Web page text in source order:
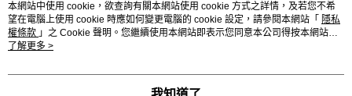
熱門標籤
本網站中使用 cookie，欲查詢有關本網站使用 cookie 方式之詳情，及若您不希
望在電腦上使用 cookie 時應如何變更電腦的 cookie 設定，請參閱本網站「 隱私
權條款 」之 Cookie 聲明。您繼續使用本網站即表示您同意本公司得按本網站使
用條款之 Cookie 聲明使用 cookie。
了解更多 >